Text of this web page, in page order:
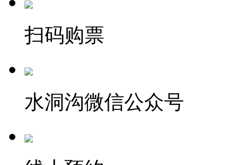
扫码购票
水洞沟微信公众号